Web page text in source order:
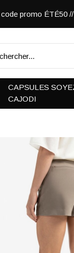
CAPSULES
CAJODI
promo ÉTÉ50